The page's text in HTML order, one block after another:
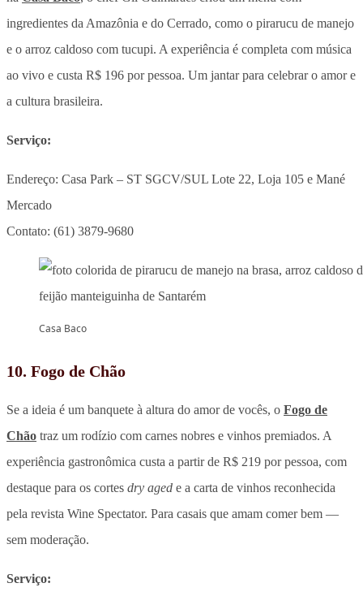
ingredientes da Amazônia e do Cerrado, como o pirarucu de manejo
e o arroz caldoso com tucupi. A experiência é completa com música
ao vivo e custa R$ 196 por pessoa. Um jantar para celebrar o amor e
a cultura brasileira.
Serviço:
Endereço: Casa Park – ST SGCV/SUL Lote 22, Loja 105 e Mané
Mercado
Contato: (61) 3879-9680
Casa Baco
10. Fogo de Chão
Se a ideia é um banquete à altura do amor de vocês, o Fogo de
Chão traz um rodízio com carnes nobres e vinhos premiados. A
experiência gastronômica custa a partir de R$ 219 por pessoa, com
destaque para os cortes dry aged e a carta de vinhos reconhecida
pela revista Wine Spectator. Para casais que amam comer bem —
sem moderação.
Serviço: